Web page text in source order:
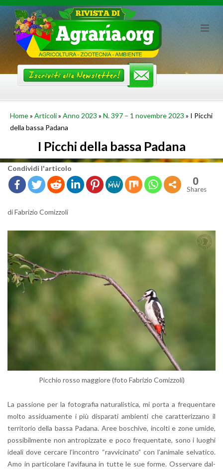
Skip
content
Home» Articoli» Anno 2023 » N. 397 – 1 novembre 2023 » I Picchi
della bassa Padana
I Picchi della bassa Padana
Con­di­vi­di l'ar­ti­co­lo
0
Shares
di Fa­bri­zio Co­miz­zo­li
Pic­chio rosso mag­gio­re (foto Fa­bri­zio Co­miz­zo­li)
La pas­sio­ne per la fo­to­gra­fia na­tu­ra­li­sti­ca, mi porta a fre­quen­ta­re
molto as­si­dua­men­te i più di­spa­ra­ti am­bien­ti che ca­rat­te­riz­za­no il
ter­ri­to­rio della bassa Pa­da­na. Aree bo­schi­ve, in­col­ti e zone umide,
pos­si­bil­men­te non an­tro­piz­za­te e poco fre­quen­ta­te, sono i luo­ghi
idea­li dove cer­ca­re l’in­con­tro “rav­vi­ci­na­to” con l’a­ni­ma­le sel­va­ti­co.
Amo in par­ti­co­la­re l’a­vi­fau­na in tutte le sue forme. Os­ser­va­re dal­